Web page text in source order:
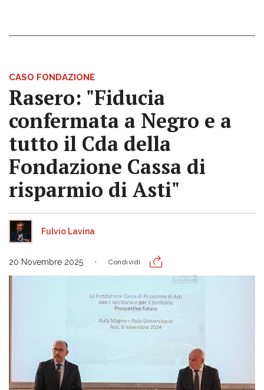
CASO FONDAZIONE
Rasero: "Fiducia
confermata a Negro e a
tutto il Cda della
Fondazione Cassa di
risparmio di Asti"
Fulvio Lavina
20 Novembre 2025 Condividi